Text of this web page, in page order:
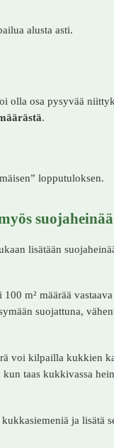
alusta asti.
olla osa pysyvää
.
lopputuloksen.
lisätään
m² määrää
suojattuna,
voi kilpailla kukkien
taas kukkivassa
ja lisätä